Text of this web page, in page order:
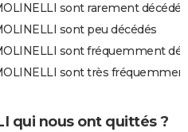
sont rarement décédés
sont peu décédés
sont fréquemment
sont très
qui nous ont quittés ?